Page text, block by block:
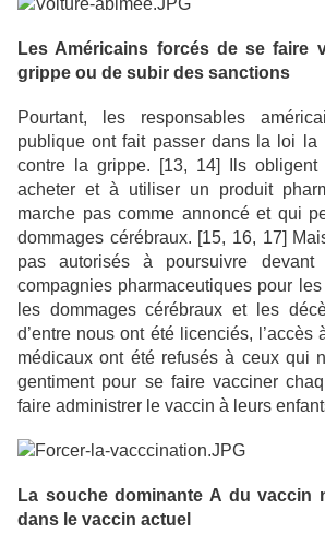
Les Américains forcés de se faire
grippe ou de subir des sanctions
Pourtant, les responsables
publique ont fait passer dans la loi la
contre la grippe. [13, 14] Ils
acheter et à utiliser un produit
marche pas comme annoncé et qui
dommages cérébraux. [15, 16, 17]
pas autorisés à poursuivre
compagnies pharmaceutiques pour
les dommages cérébraux et les
d’entre nous ont été licenciés, l’accès
médicaux ont été refusés à ceux qui
gentiment pour se faire vacciner
faire administrer le vaccin à leurs
La souche dominante A du vaccin
dans le vaccin actuel